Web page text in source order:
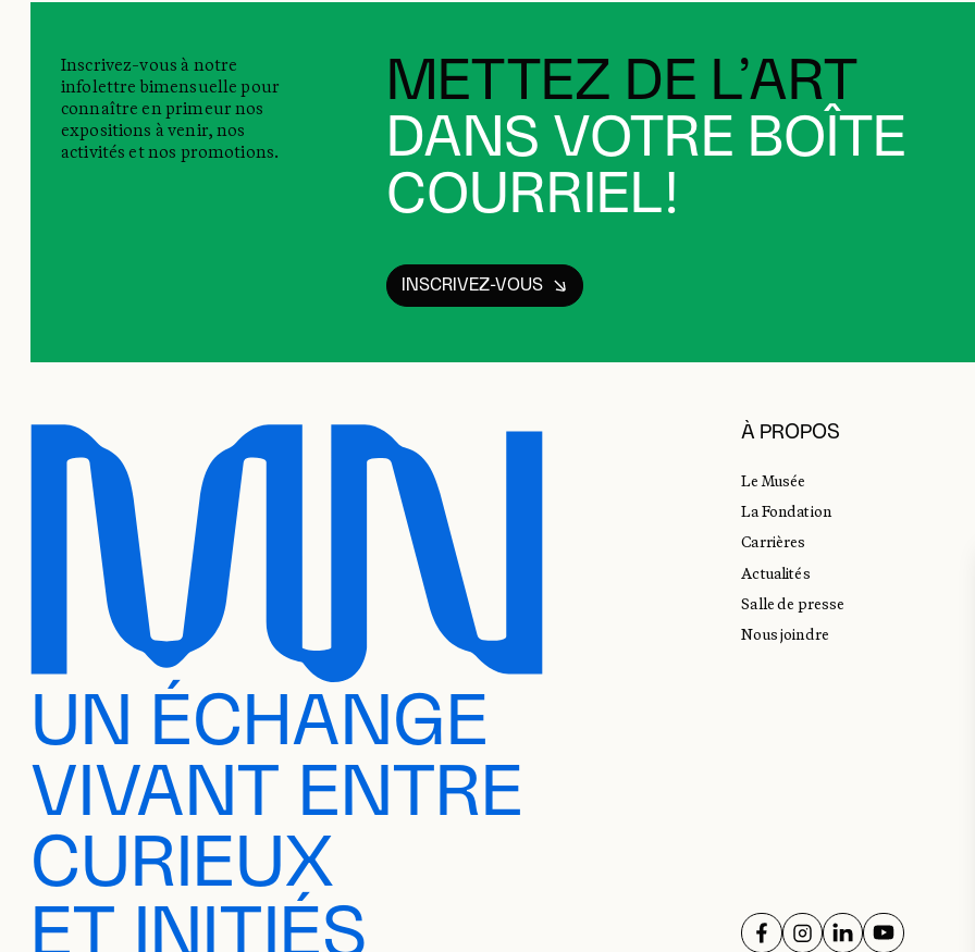
METTEZ DE L’ART
DANS VOTRE BOÎTE
COURRIEL!
Inscrivez-vous à notre
infolettre bimensuelle pour
connaître en primeur nos
expositions à venir, nos
activités et nos promotions.
INSCRIVEZ-VOUS
UN ÉCHANGE
VIVANT ENTRE
CURIEUX
ET INITIÉS
À PROPOS
Le Musée
La Fondation
Carrières
Actualités
Salle de presse
Nous joindre
SUIVEZ-NOUS SUR
SUIVEZ-NOUS SUR
SUIVEZ-NOUS
SUIVEZ-